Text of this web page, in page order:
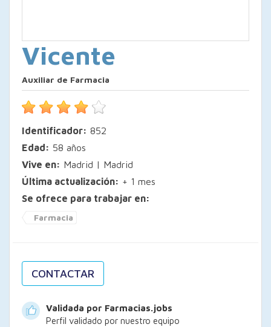
Vicente
Auxiliar de Farmacia
Identificador: 852
Edad: 58 años
Vive en: Madrid | Madrid
Última actualización: + 1 mes
Se ofrece para trabajar en:
Farmacia
CONTACTAR
Validada por Farmacias.jobs
Perfil validado por nuestro equipo